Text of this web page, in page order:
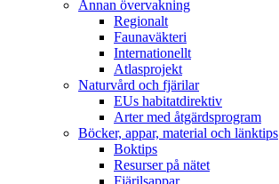
Annan övervakning
Regionalt
Faunaväkteri
Internationellt
Atlasprojekt
Naturvård och fjärilar
EUs habitatdirektiv
Arter med åtgärdsprogram
Böcker, appar, material och länktips
Boktips
Resurser på nätet
Fjärilsappar